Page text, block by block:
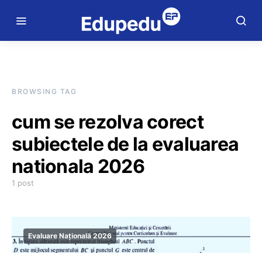
BROWSING TAG
cum se rezolva corect
subiectele de la evaluarea
nationala 2026
1 post
Evaluare Națională 2026